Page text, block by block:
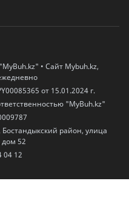
• Сайт Mybuh.kz,
от 15.01.2024 г.
"MyBuh.kz"
район, улица
дом 52
04 12